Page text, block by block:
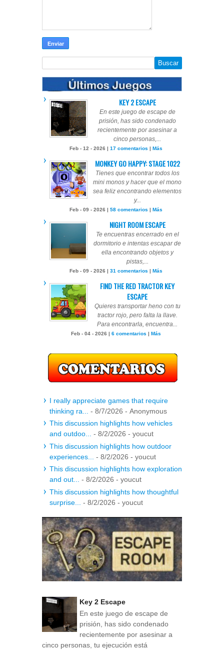
KEY 2 ESCAPE
En este juego de escape de
prisión, has sido condenado
recientemente por asesinar a
cinco personas,...
Feb - 12 - 2026 | 17 comentarios | Más
MONKEY GO HAPPY: STAGE 1022
Tienes que encontrar todos los
mini monos y hacer que el mono
sea feliz encontrando elementos
y...
Feb - 09 - 2026 | 58 comentarios | Más
NIGHT ROOM ESCAPE
Te encuentras encerrado en el
dormitorio e intentas escapar de
ella encontrando objetos y
pistas,...
Feb - 09 - 2026 | 31 comentarios | Más
FIND THE RED TRACTOR KEY
ESCAPE
Quieres transportar heno con tu
tractor rojo, pero falta la llave.
Para encontrarla, encuentra...
Feb - 04 - 2026 | 6 comentarios | Más
I really appreciate games that require
thinking ra...
- 8/7/2026 - Anonymous
This discussion highlights how vehicles
and outdoo... - 8/2/2026 - youcut
This discussion highlights how outdoor
experiences...
- 8/2/2026 - youcut
This discussion highlights how exploration
and out... - 8/2/2026 - youcut
This discussion highlights how thoughtful
surprise...
- 8/2/2026 - youcut
Key 2 Escape
En este juego de escape de
prisión, has sido condenado
recientemente por asesinar a
cinco personas, tu ejecución está